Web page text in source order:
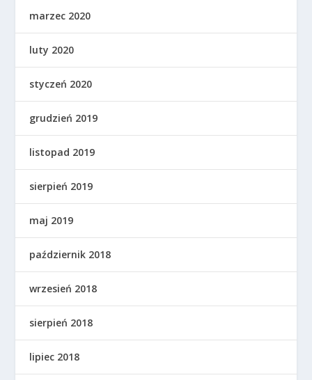
marzec 2020
luty 2020
styczeń 2020
grudzień 2019
listopad 2019
sierpień 2019
maj 2019
październik 2018
wrzesień 2018
sierpień 2018
lipiec 2018